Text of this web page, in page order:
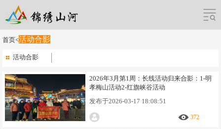
首页<活动合影
活动合影
2026年3月第1周：长线活动归来合影：1-明
孝梅山活动2-红旗峡谷活动
发布于2026-03-17 18:08:51
372